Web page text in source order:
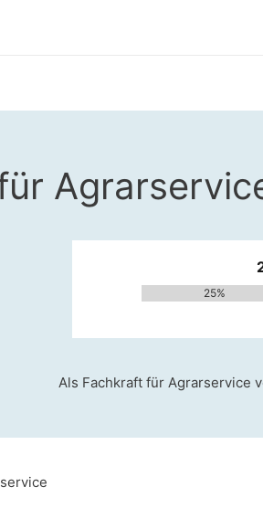
25%
Als Fachkraft für Agrarservice